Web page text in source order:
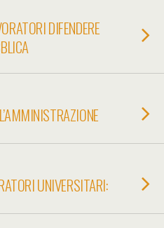
DIFENDERE
UNIVERSITARI: